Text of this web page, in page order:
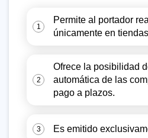
1
Permite al portador
únicamente en
2
Ofrece la posibilidad
automática de las
pago a plazos.
3 Es emitido